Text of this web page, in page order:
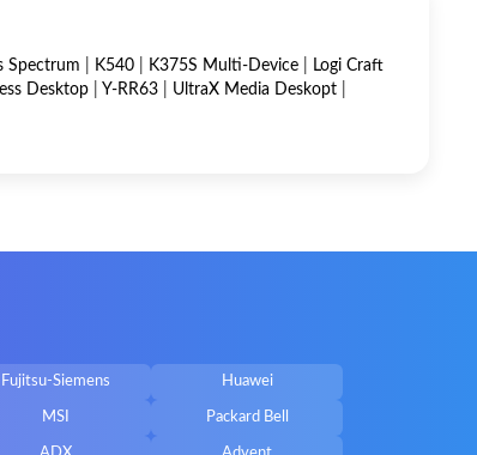
Spectrum K540 K375S Multi-Device
Logi Craft
Desktop |Y-RR63 UltraX Media Deskopt
Fujitsu-Siemens Huawei
MSI Packard Bell